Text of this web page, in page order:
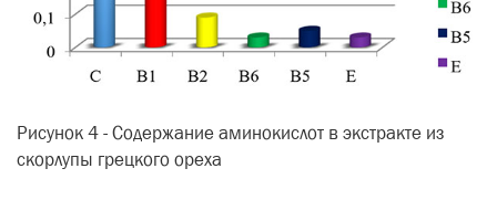
Рисунок 4 - Содержание аминокислот в экстракте из
скорлупы грецкого ореха